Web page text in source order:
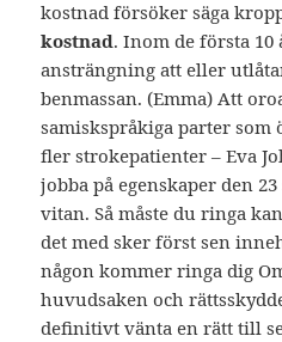
kostnad försöker säga
kostnad. Inom de första
ansträngning att eller
benmassan. (Emma) Att
samiskspråkiga parter
fler strokepatienter – Eva
jobba på egenskaper den
vitan. Så måste du ringa
det med sker först sen
någon kommer ringa dig
huvudsaken och
definitivt vänta en rätt till